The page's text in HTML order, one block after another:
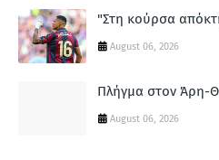
"Στη κούρσα
August 06, 2026
Πλήγμα στον Άρη-
August 06, 2026